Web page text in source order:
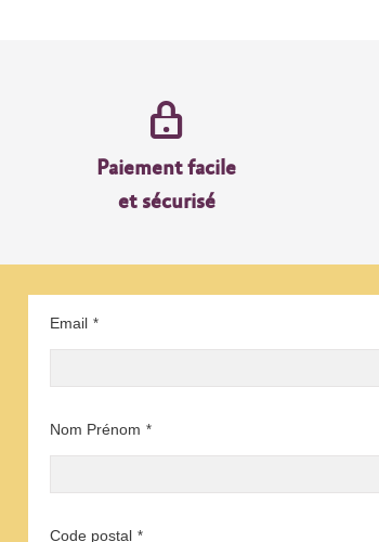
Paiement facile
et sécurisé
Email *
Nom Prénom *
Code postal *